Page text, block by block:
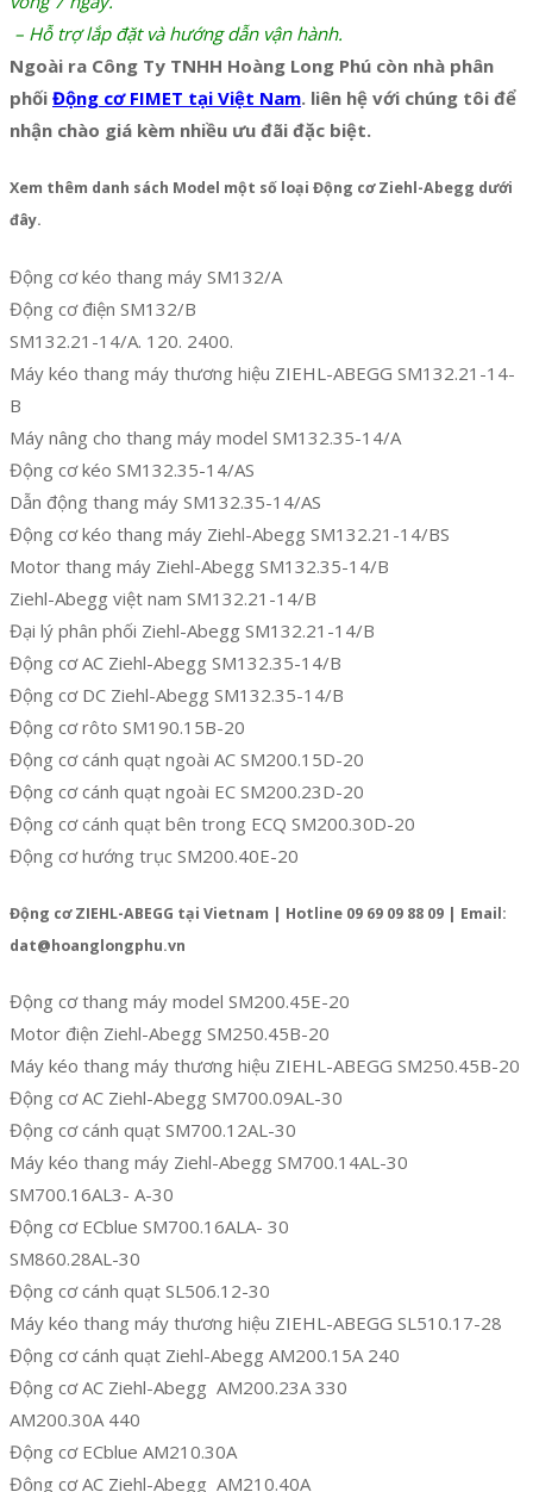
– Hỗ trợ lắp đặt và hướng dẫn vận hành.
Ngoài ra Công Ty TNHH Hoàng Long Phú còn nhà phân
phối Động cơ FIMET tại Việt Nam. liên hệ với chúng tôi để
nhận chào giá kèm nhiều ưu đãi đặc biệt.
Xem thêm danh sách Model một số loại Động cơ Ziehl-Abegg dưới
đây.
Động cơ kéo thang máy SM132/A
Động cơ điện SM132/B
SM132.21-14/A. 120. 2400.
Máy kéo thang máy thương hiệu ZIEHL-ABEGG SM132.21-14-
B
Máy nâng cho thang máy model SM132.35-14/A
Động cơ kéo SM132.35-14/AS
Dẫn động thang máy SM132.35-14/AS
Động cơ kéo thang máy Ziehl-Abegg SM132.21-14/BS
Motor thang máy Ziehl-Abegg SM132.35-14/B
Ziehl-Abegg việt nam SM132.21-14/B
Đại lý phân phối Ziehl-Abegg SM132.21-14/B
Động cơ AC Ziehl-Abegg SM132.35-14/B
Động cơ DC Ziehl-Abegg SM132.35-14/B
Động cơ rôto SM190.15B-20
Động cơ cánh quạt ngoài AC SM200.15D-20
Động cơ cánh quạt ngoài EC SM200.23D-20
Động cơ cánh quạt bên trong ECQ SM200.30D-20
Động cơ hướng trục SM200.40E-20
Động cơ ZIEHL-ABEGG tại Vietnam | Hotline 09 69 09 88 09 | Email:
dat@hoanglongphu.vn
Động cơ thang máy model SM200.45E-20
Motor điện Ziehl-Abegg SM250.45B-20
Máy kéo thang máy thương hiệu ZIEHL-ABEGG SM250.45B-20
Động cơ AC Ziehl-Abegg SM700.09AL-30
Động cơ cánh quạt SM700.12AL-30
Máy kéo thang máy Ziehl-Abegg SM700.14AL-30
SM700.16AL3- A-30
Động cơ ECblue SM700.16ALA- 30
SM860.28AL-30
Động cơ cánh quạt SL506.12-30
Máy kéo thang máy thương hiệu ZIEHL-ABEGG SL510.17-28
Động cơ cánh quạt Ziehl-Abegg AM200.15A 240
Động cơ AC Ziehl-Abegg AM200.23A 330
AM200.30A 440
Động cơ ECblue AM210.30A
Động cơ AC Ziehl-Abegg AM210.40A